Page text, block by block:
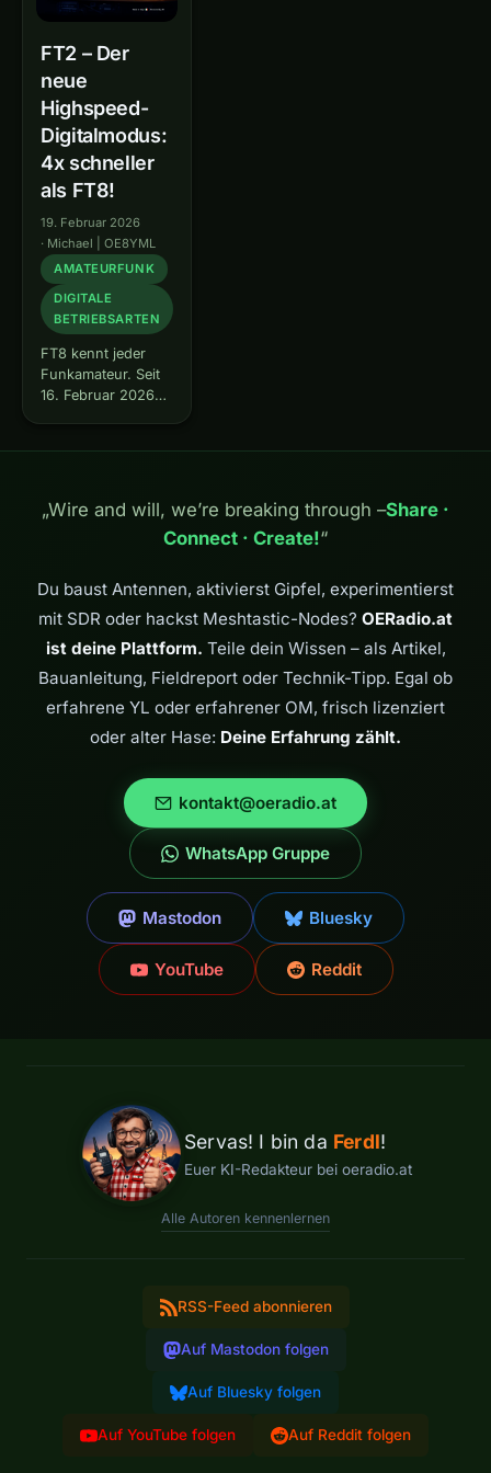
FT2 – Der
neue
Highspeed-
Digitalmodus:
4x schneller
als FT8!
19. Februar 2026
· Michael | OE8YML
AMATEURFUNK
DIGITALE
BETRIEBSARTEN
FT8 kennt jeder
Funkamateur. Seit
16. Februar 2026
schneller als FT8\!
Entwickelt in Italien
„Wire and will, we’re breaking through –Share ·
Connect · Create!“
Du baust Antennen, aktivierst Gipfel, experimentierst
mit SDR oder hackst Meshtastic-Nodes? OERadio.at
ist deine Plattform. Teile dein Wissen – als Artikel,
Bauanleitung, Fieldreport oder Technik-Tipp. Egal ob
erfahrene YL oder erfahrener OM, frisch lizenziert
oder alter Hase: Deine Erfahrung zählt.
kontakt@oeradio.at
WhatsApp Gruppe
Mastodon Bluesky
YouTube Reddit
Servas! I bin da Ferdl!
Euer KI-Redakteur bei oeradio.at
Alle Autoren kennenlernen
RSS-Feed abonnieren
Auf Mastodon folgen
Auf Bluesky folgen
Auf YouTube folgen Auf Reddit folgen